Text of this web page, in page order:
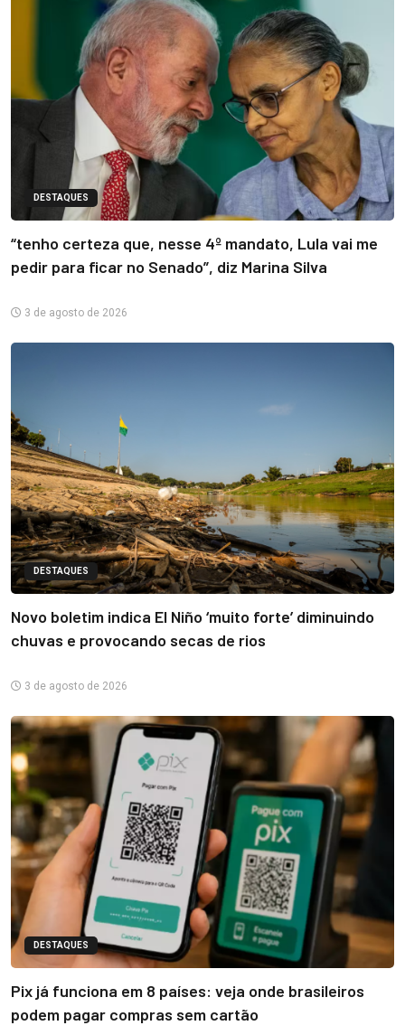
DESTAQUES
“tenho certeza que, nesse 4º mandato, Lula vai me
pedir para ficar no Senado”, diz Marina Silva
3 de agosto de 2026
DESTAQUES
Novo boletim indica El Niño ‘muito forte’ diminuindo
chuvas e provocando secas de rios
3 de agosto de 2026
DESTAQUES
Pix já funciona em 8 países: veja onde brasileiros
podem pagar compras sem cartão